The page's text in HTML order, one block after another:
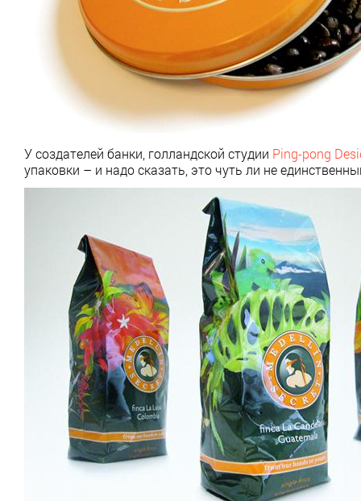
У создателей банки, голландской студии Ping-pong
упаковки – и надо сказать, это чуть ли не